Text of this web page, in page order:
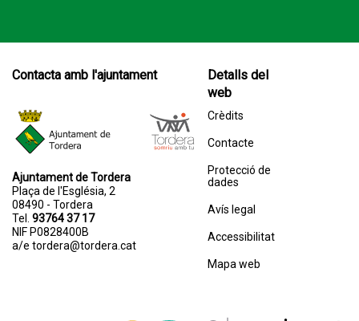
Contacta amb l'ajuntament
Ajuntament de Tordera
Plaça de l'Església, 2
08490 - Tordera
Tel. 93764 37 17
NIF P0828400B
a/e tordera@tordera.cat
Detalls del
web
Crèdits
Contacte
Protecció de
dades
Avís legal
Accessibilitat
Mapa web